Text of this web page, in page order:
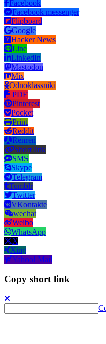
Facebook
Facebook messenger
Flipboard
Google
Hacker News
Line
LinkedIn
Mastodon
Mix
Odnoklassniki
PDF
Pinterest
Pocket
Print
Reddit
Renren
Short link
SMS
Skype
Telegram
Tumblr
Twitter
VKontakte
wechat
Weibo
WhatsApp
X
Xing
Yahoo! Mail
Copy short link